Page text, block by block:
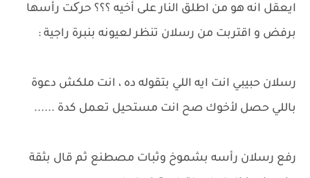
ايعقل انه هو من اطلق النار على أخيه ؟؟؟ حرکت رأسها
برفض و اقتربت من رسلان تنظر لعيونه بنبرة راجية :
رسلان حبيبي انت ايه اللي بتقوله ده ، انت ملكش دعوة
باللي حصل لأخوك صح انت مستحيل تعمل كدة ......
رفع رسلان رأسه بشموخ وثبات مصطنع ثم قال بثقة